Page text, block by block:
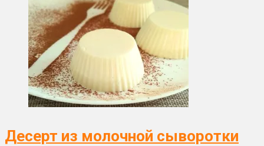
Десерт из молочной сыворотки